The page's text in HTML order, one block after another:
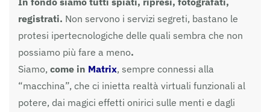
registrati. Non servono i servizi segreti, bastano le
protesi ipertecnologiche delle quali sembra che non
possiamo più fare a meno.
Siamo, come in Matrix, sempre connessi alla
“macchina”, che ci inietta realtà virtuali funzionali al
potere, dai magici effetti onirici sulle menti e dagli